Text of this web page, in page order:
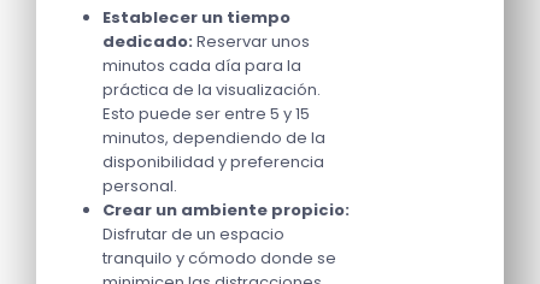
Establecer un tiempo
dedicado: Reservar unos
minutos cada día para la
práctica de la visualización.
Esto puede ser entre 5 y 15
minutos, dependiendo de la
disponibilidad y preferencia
personal.
Crear un ambiente propicio:
Disfrutar de un espacio
tranquilo y cómodo donde se